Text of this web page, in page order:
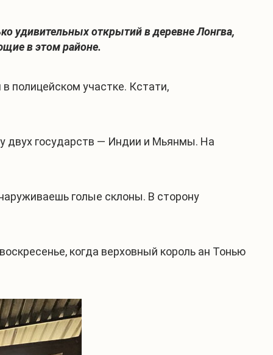
удивительных открытий в деревне Лонгва,
в этом районе.
полицейском участке. Кстати,
двух государств — Индии и Мьянмы. На
голые склоны. В сторону
когда верховный король ан Тонью